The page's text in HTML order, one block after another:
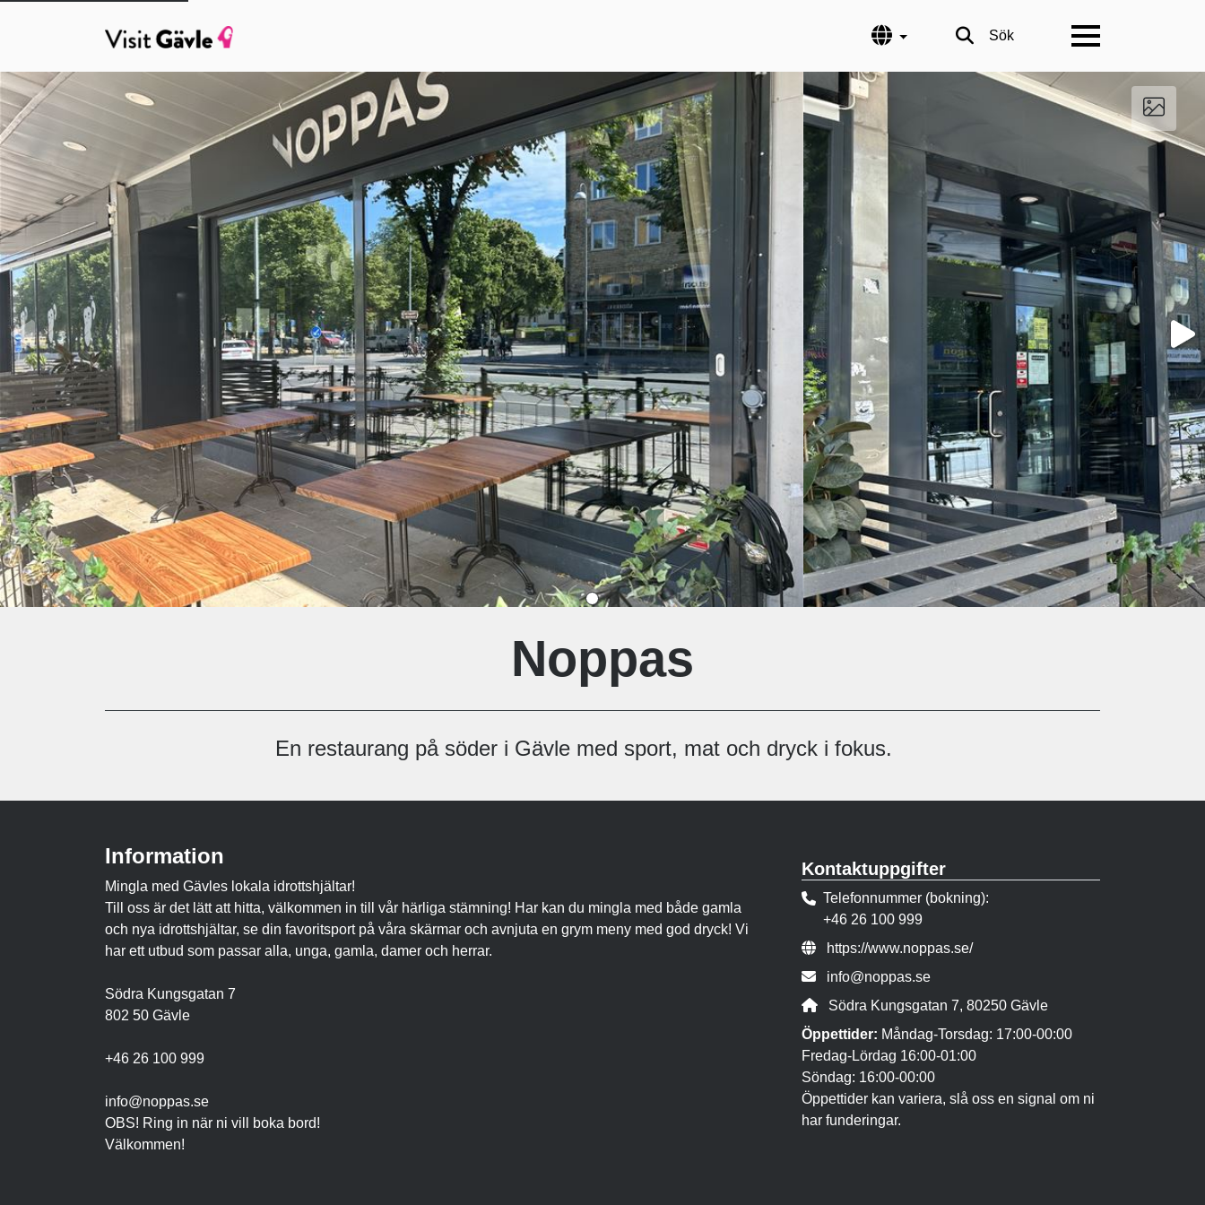
Språk Sök
Noppas
En restaurang på söder i Gävle med sport, mat och dryck i fokus.
Information
Mingla med Gävles lokala idrottshjältar!
Till oss är det lätt att hitta, välkommen in till vår härliga stämning! Har kan du mingla med både gamla
och nya idrottshjältar, se din favoritsport på våra skärmar och avnjuta en grym meny med god dryck! Vi
har ett utbud som passar alla, unga, gamla, damer och herrar.
Södra Kungsgatan 7
802 50 Gävle
+46 26 100 999
info@noppas.se
OBS! Ring in när ni vill boka bord!
Välkommen!
Kontaktuppgifter
Telefonnummer (bokning)
+46 26 100 999
Webbsida:
https://www.noppas.se/
E-post:
info@noppas.se
Adress:
Södra Kungsgatan 7, 80250 Gävle
Öppettider: Måndag-Torsdag: 17:00-00:00
Fredag-Lördag 16:00-01:00
Söndag: 16:00-00:00
Öppettider kan variera, slå oss en signal om ni
har funderingar.